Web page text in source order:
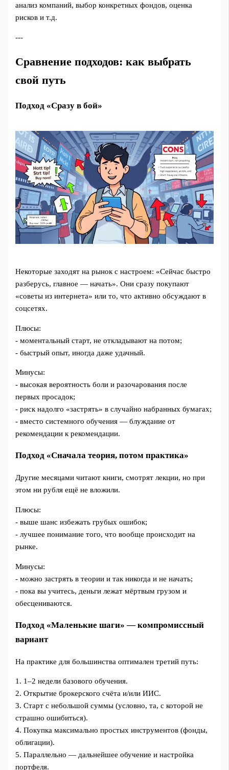
анализ компаний, выбор конкретных фондов, оценка
рисков и т.д.
---
Сравнение подходов: как выбрать
свой путь
Подход «Сразу в бой»
Некоторые заходят на рынок с настроем: «Сейчас быстро
разберусь, главное — начать». Они сразу покупают
«советы из интернета» или то, что активно обсуждают в
соцсетях.
Плюсы:
- моментальный старт, не откладывают на потом;
- быстрый опыт, иногда даже удачный.
Минусы:
- высокая вероятность боли и разочарования после
первых просадок;
- риск надолго «застрять» в случайно набранных бумагах;
- вместо системного обучения — блуждание от
рекомендации к рекомендации.
Подход «Сначала теория, потом практика»
Другие месяцами читают книги, смотрят лекции, но при
этом ни рубля ещё не вложили.
Плюсы:
- выше шанс избежать грубых ошибок;
- лучшее понимание того, что вообще происходит на
рынке.
Минусы:
- можно застрять в теории и так никогда и не начать;
- пока вы учитесь, деньги лежат мёртвым грузом и
обесцениваются.
Подход «Маленькие шаги» — компромиссный
вариант
На практике для большинства оптимален третий путь:
1. 1–2 недели базового обучения.
2. Открытие брокерского счёта и/или ИИС.
3. Старт с небольшой суммы (условно, та, с которой не
страшно ошибиться).
4. Покупка максимально простых инструментов (фонды,
облигации).
5. Параллельно — дальнейшее обучение и настройка
портфеля.